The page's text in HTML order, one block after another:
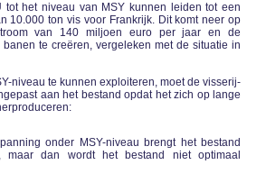
tot het niveau van MSY kunnen leiden tot een
10.000 ton vis voor Frankrijk. Dit komt neer op
van 140 miljoen euro per jaar en de
te creëren, vergeleken met de situatie in
niveau te kunnen exploiteren, moet de visserij-
aan het bestand opdat het zich op lange
onder MSY-niveau brengt het bestand
maar dan wordt het bestand niet optimaal